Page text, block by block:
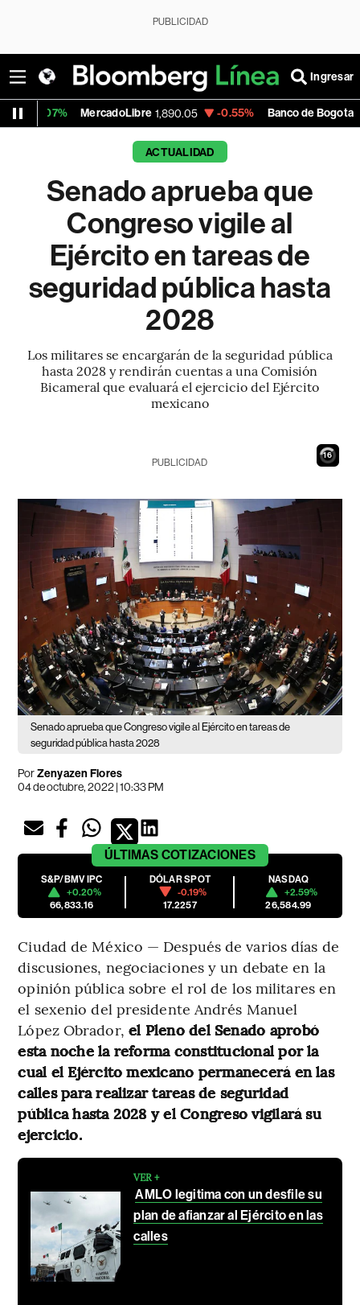
PUBLICIDAD
Ingresar
MercadoLibre 1,890.05 -0.55% Banco de Bogota 38,800.00
ACTUALIDAD
Senado aprueba que
Congreso vigile al
Ejército en tareas de
seguridad pública hasta
2028
Los militares se encargarán de la seguridad pública
hasta 2028 y rendirán cuentas a una Comisión
Bicameral que evaluará el ejercicio del Ejército
mexicano
15
PUBLICIDAD
Senado aprueba que Congreso vigile al Ejército en tareas de
seguridad pública hasta 2028
PorZenyazen Flores
04 de octubre, 2022 | 10:33 PM
ÚLTIMAS COTIZACIONES
S&P/BMV IPC
+0.20%
66,833.16
DÓLAR SPOT
-0.19%
17.2257
NASDAQ
+2.59%
26,584.99
Ciudad de México — Después de varios días de
discusiones, negociaciones y un debate en la
opinión pública sobre el rol de los militares en
el sexenio del presidente Andrés Manuel
López Obrador, el Pleno del Senado aprobó
esta noche la reforma constitucional por la
cual el Ejército mexicano permanecerá en las
calles para realizar tareas de seguridad
pública hasta 2028 y el Congreso vigilará su
ejercicio.
VER +
AMLO legitima con un desfile su
plan de afianzar al Ejército en las
calles